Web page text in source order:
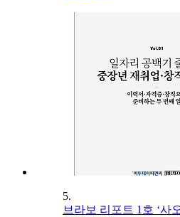
5.
브라보 리포트 1호 ‘사